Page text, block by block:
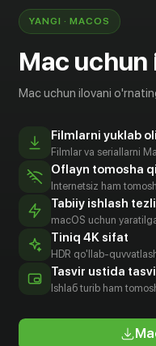
YANGI · MACOS
Mac uchun
Mac uchun ilovani
Filmlarni yuklab
Filmlar va seriallarni
Oflayn tomosha
Internetsiz ham
Tabiiy ishlash
macOS uchun
Tiniq 4K sifat
HDR qo'llab-
Tasvir ustida
Ishlаб turib ham